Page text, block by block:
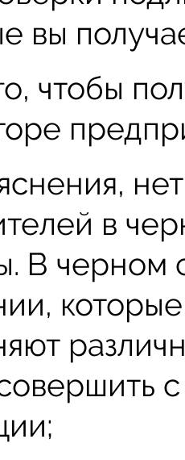
вы
чтобы
в
В черном